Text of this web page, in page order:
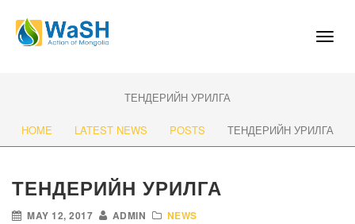
ТЕНДЕРИЙН УРИЛГА
HOME LATEST NEWS POSTS ТЕНДЕРИЙН УРИЛГА
ТЕНДЕРИЙН УРИЛГА
MAY 12, 2017 ADMIN NEWS